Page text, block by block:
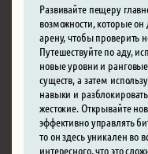
Развивайте пещеру
возможности, которые
арену, чтобы проверить
Путешествуйте по аду,
новые уровни и
существ, а затем
навыки и
жестокие. Открывайте
эффективно управлять
то он здесь уникален во
интересного, что это